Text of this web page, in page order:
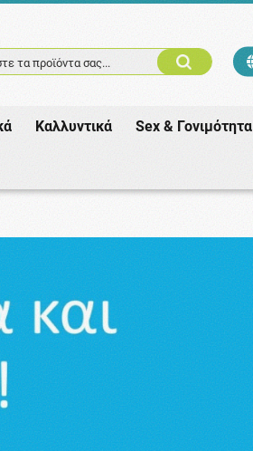
τα προϊόντα σας...
Καλλυντικά Sex & Γονιμότητα